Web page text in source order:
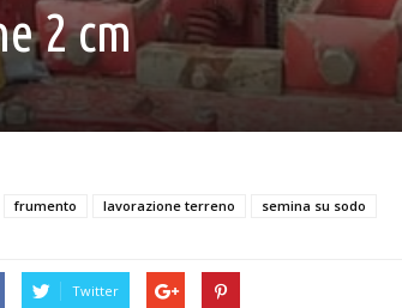
2 cm
frumento lavorazione terreno semina su sodo
Twitter